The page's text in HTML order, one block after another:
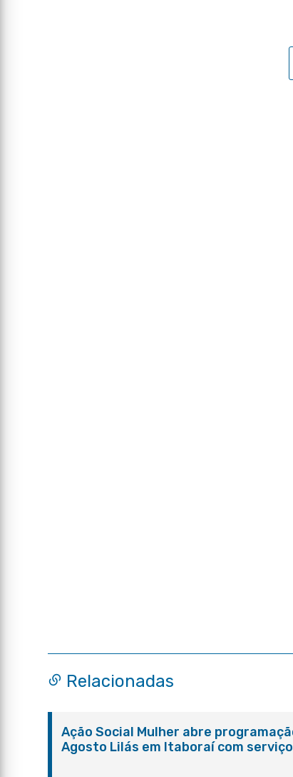
Relacionadas
Ação Social Mulher abre
Agosto Lilás em Itaboraí com